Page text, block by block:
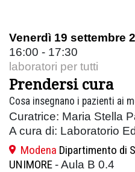
Venerdì 19 settembre
16:00 - 17:30
laboratori per tutti
Prendersi cura
Cosa insegnano i pazienti ai
Curatrice: Maria Stella
A cura di: Laboratorio
Modena Dipartimento di
UNIMORE- Aula B 0.4